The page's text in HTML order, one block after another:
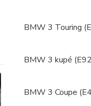
BMW 3 Touring
BMW 3 kupé
BMW 3 Coupe